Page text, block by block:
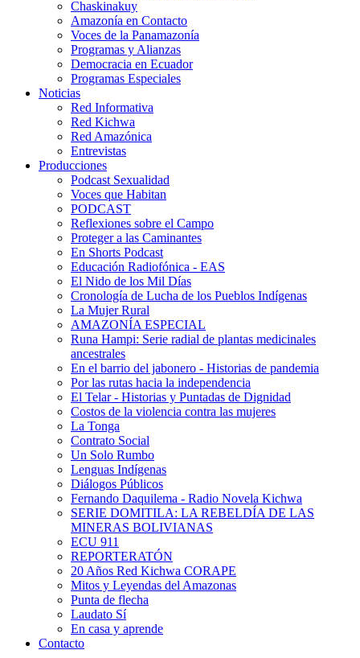
Chaskinakuy
Amazonía en Contacto
Voces de la Panamazonía
Programas y Alianzas
Democracia en Ecuador
Programas Especiales
Noticias
Red Informativa
Red Kichwa
Red Amazónica
Entrevistas
Producciones
Podcast Sexualidad
Voces que Habitan
PODCAST
Reflexiones sobre el Campo
Proteger a las Caminantes
En Shorts Podcast
Educación Radiofónica - EAS
El Nido de los Mil Días
Cronología de Lucha de los Pueblos Indígenas
La Mujer Rural
AMAZONÍA ESPECIAL
Runa Hampi: Serie radial de plantas medicinales
ancestrales
En el barrio del jabonero - Historias de pandemia
Por las rutas hacia la independencia
El Telar - Historias y Puntadas de Dignidad
Costos de la violencia contra las mujeres
La Tonga
Contrato Social
Un Solo Rumbo
Lenguas Indígenas
Diálogos Públicos
Fernando Daquilema - Radio Novela Kichwa
SERIE DOMITILA: LA REBELDÍA DE LAS
MINERAS BOLIVIANAS
ECU 911
REPORTERATÓN
20 Años Red Kichwa CORAPE
Mitos y Leyendas del Amazonas
Punta de flecha
Laudato Sí
En casa y aprende
Contacto